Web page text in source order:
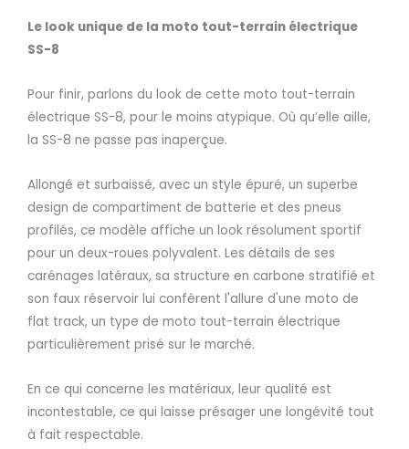
Le look unique de la moto tout-terrain électrique
SS-8
Pour finir, parlons du look de cette moto tout-terrain
électrique SS-8, pour le moins atypique. Où qu’elle aille,
la SS-8 ne passe pas inaperçue.
Allongé et surbaissé, avec un style épuré, un superbe
design de compartiment de batterie et des pneus
profilés, ce modèle affiche un look résolument sportif
pour un deux-roues polyvalent. Les détails de ses
carénages latéraux, sa structure en carbone stratifié et
son faux réservoir lui confèrent l'allure d'une moto de
flat track, un type de moto tout-terrain électrique
particulièrement prisé sur le marché.
En ce qui concerne les matériaux, leur qualité est
incontestable, ce qui laisse présager une longévité tout
à fait respectable.